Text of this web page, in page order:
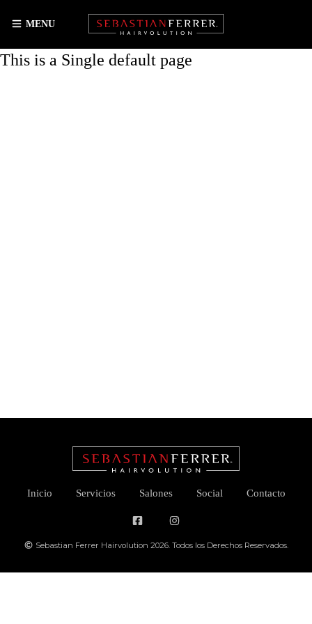
MENU
This is a Single default page
Inicio Servicios Salones Social Contacto
Sebastian Ferrer Hairvolution 2026. Todos los Derechos Reservados.